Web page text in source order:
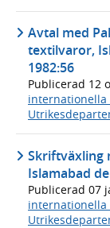
Avtal med
textilvaror,
1982:56
Publicerad 12
internationella
Skriftväxling
Islamabad
Publicerad 07
internationella